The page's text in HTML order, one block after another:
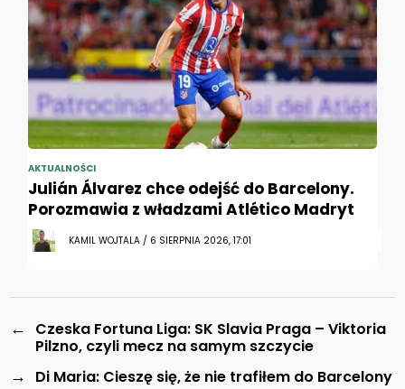
AKTUALNOŚCI
Julián Álvarez chce odejść do Barcelony.
Porozmawia z władzami Atlético Madryt
KAMIL WOJTALA / 6 SIERPNIA 2026, 17:01
←
Czeska Fortuna Liga: SK Slavia Praga – Viktoria
Pilzno, czyli mecz na samym szczycie
→ Di Maria: Cieszę się, że nie trafiłem do Barcelony